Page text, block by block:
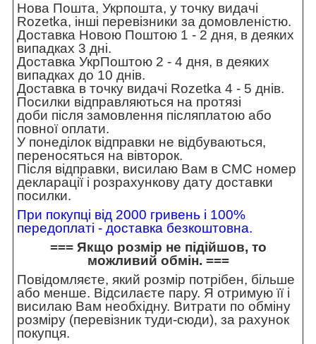
Нова Пошта, Укрпошта, у точку видачі
Rozetka, інші перевізники за домовленістю.
Доставка Новою Поштою 1 - 2 дня, в деяких
випадках 3 дні.
Доставка УкрПоштою 2 - 4 дня, в деяких
випадках до 10 днів.
Доставка в точку видачі Rozetka 4 - 5 днів.
Посилки відправляються на протязі
доби після замовлення післяплатою або
повної оплати.
У понеділок відправки не відбуваються,
переносяться на вівторок.
Після відправки, висилаю Вам в СМС номер
декларації і розрахункову дату доставки
посилки.
При покупці від 2000 гривень і 100%
передоплаті - доставка безкоштовна.
=== Якщо розмір не підійшов, то
можливий обмін. ===
Повідомляєте, який розмір потрібен, більше
або менше. Відсилаєте пару. Я отримую її і
висилаю Вам необхідну. Витрати по обміну
розміру (перевізник туди-сюди), за рахунок
покупця.